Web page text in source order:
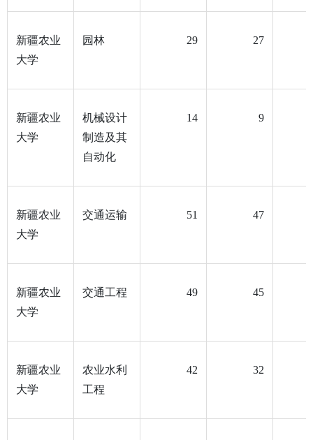
新疆农业
大学
园林 29 27
新疆农业
大学
机械设计
制造及其
自动化
14 9
新疆农业
大学
交通运输 51 47
新疆农业
大学
交通工程 49 45
新疆农业
大学
农业水利
工程
42 32